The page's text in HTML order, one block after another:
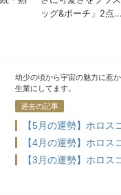
ホロスコ幼少の頃から宇宙の魅力に惹
生業にしてます。
過去の記事
【5月の運勢】ホロ
【4月の運勢】ホロ
【3月の運勢】ホロ